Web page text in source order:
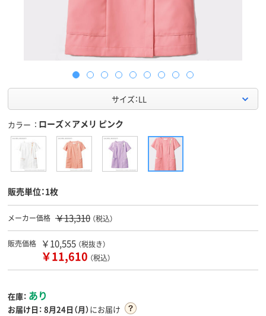
サイズ：LL
カラー ローズ×アメリ ピンク
販売単位：1枚
メーカー価格 ￥13,310 （税込）
販売価格 ￥10,555 （税抜き）
￥11,610 （税込）
在庫： あり
お届け日： 8月24日（月）にお届け